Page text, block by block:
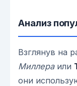
Анализ
Взглянув на
Миллераили
они